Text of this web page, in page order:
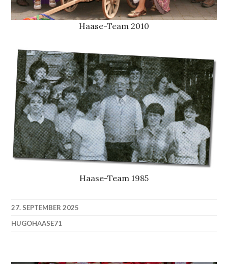
Haase-Team 2010
Haase-Team 1985
27. SEPTEMBER 2025
HUGOHAASE71